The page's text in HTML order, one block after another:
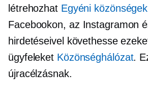
létrehozhat Egyéni közönségek
Facebookon, az Instagramon
hirdetéseivel követhesse
ügyfeleket Közönséghálózat.
újracélzásnak.